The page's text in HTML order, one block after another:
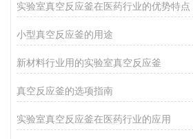
实验室真空反应釜在医药行业的优势特点
小型真空反应釜的用途
新材料行业用的实验室真空反应釜
真空反应釜的选项指南
实验室真空反应釜在医药行业的应用